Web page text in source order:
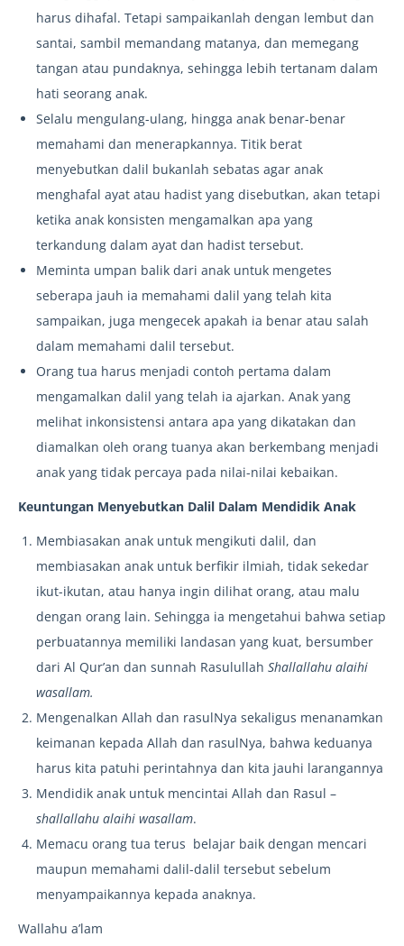
harus dihafal. Tetapi sampaikanlah dengan lembut dan
santai, sambil memandang matanya, dan memegang
tangan atau pundaknya, sehingga lebih tertanam dalam
hati seorang anak.
Selalu mengulang-ulang, hingga anak benar-benar
memahami dan menerapkannya. Titik berat
menyebutkan dalil bukanlah sebatas agar anak
menghafal ayat atau hadist yang disebutkan, akan tetapi
ketika anak konsisten mengamalkan apa yang
terkandung dalam ayat dan hadist tersebut.
Meminta umpan balik dari anak untuk mengetes
seberapa jauh ia memahami dalil yang telah kita
sampaikan, juga mengecek apakah ia benar atau salah
dalam memahami dalil tersebut.
Orang tua harus menjadi contoh pertama dalam
mengamalkan dalil yang telah ia ajarkan. Anak yang
melihat inkonsistensi antara apa yang dikatakan dan
diamalkan oleh orang tuanya akan berkembang menjadi
anak yang tidak percaya pada nilai-nilai kebaikan.
Keuntungan Menyebutkan Dalil Dalam Mendidik Anak
Membiasakan anak untuk mengikuti dalil, dan
membiasakan anak untuk berfikir ilmiah, tidak sekedar
ikut-ikutan, atau hanya ingin dilihat orang, atau malu
dengan orang lain. Sehingga ia mengetahui bahwa setiap
perbuatannya memiliki landasan yang kuat, bersumber
dari Al Qur’an dan sunnah Rasulullah Shallallahu alaihi
wasallam.
Mengenalkan Allah dan rasulNya sekaligus menanamkan
keimanan kepada Allah dan rasulNya, bahwa keduanya
harus kita patuhi perintahnya dan kita jauhi larangannya
Mendidik anak untuk mencintai Allah dan Rasul –
shallallahu alaihi wasallam.
Memacu orang tua terus belajar baik dengan mencari
maupun memahami dalil-dalil tersebut sebelum
menyampaikannya kepada anaknya.
Wallahu a’lam